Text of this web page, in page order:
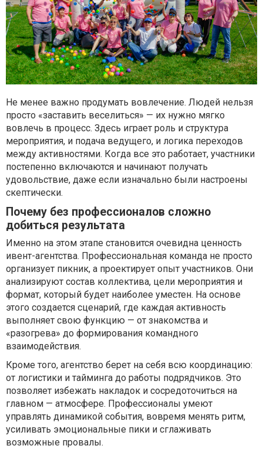
Не менее важно продумать вовлечение. Людей нельзя
просто «заставить веселиться» — их нужно мягко
вовлечь в процесс. Здесь играет роль и структура
мероприятия, и подача ведущего, и логика переходов
между активностями. Когда все это работает, участники
постепенно включаются и начинают получать
удовольствие, даже если изначально были настроены
скептически.
Почему без профессионалов сложно
добиться результата
Именно на этом этапе становится очевидна ценность
ивент-агентства. Профессиональная команда не просто
организует пикник, а проектирует опыт участников. Они
анализируют состав коллектива, цели мероприятия и
формат, который будет наиболее уместен. На основе
этого создается сценарий, где каждая активность
выполняет свою функцию — от знакомства и
«разогрева» до формирования командного
взаимодействия.
Кроме того, агентство берет на себя всю координацию:
от логистики и тайминга до работы подрядчиков. Это
позволяет избежать накладок и сосредоточиться на
главном — атмосфере. Профессионалы умеют
управлять динамикой события, вовремя менять ритм,
усиливать эмоциональные пики и сглаживать
возможные провалы.